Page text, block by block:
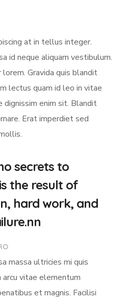
at in tellus integer.
id neque aliquam vestibulum.
Gravida quis blandit
lectus quam id leo in vitae
enim sit. Blandit
Erat imperdiet sed
secrets to
the result of
hard work, and
massa ultricies mi quis
vitae elementum
et magnis. Facilisi